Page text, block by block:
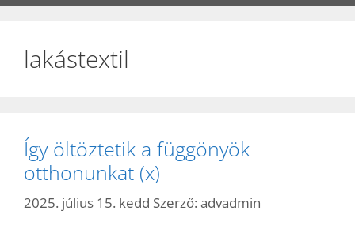
lakástextil
Így öltöztetik a függönyök
otthonunkat (x)
2025. július 15. kedd Szerző: advadmin